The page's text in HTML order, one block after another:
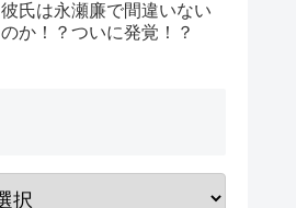
彼氏は永瀬廉で間違いない
のか！？ついに発覚！？